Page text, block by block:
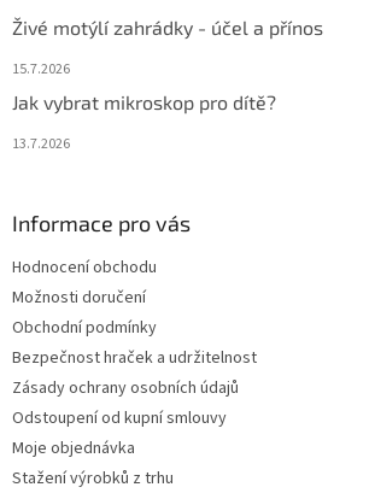
Živé motýlí zahrádky - účel a přínos
15.7.2026
Jak vybrat mikroskop pro dítě?
13.7.2026
Informace pro vás
Hodnocení obchodu
Možnosti doručení
Obchodní podmínky
Bezpečnost hraček a udržitelnost
Zásady ochrany osobních údajů
Odstoupení od kupní smlouvy
Moje objednávka
Stažení výrobků z trhu